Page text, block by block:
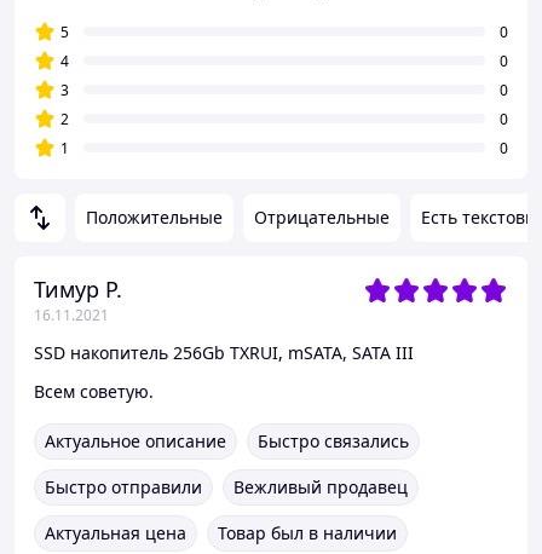
Положительные Отрицательные Есть
Тимур Р.
16.11.2021
SSD накопитель 256Gb TXRUI, mSATA, SATA III
Всем советую.
Актуальное описание
Быстро связались
Быстро отправили
Вежливый продавец
Актуальная цена
Товар был в наличии
5
0
4
0
3
0
2
0
1
0